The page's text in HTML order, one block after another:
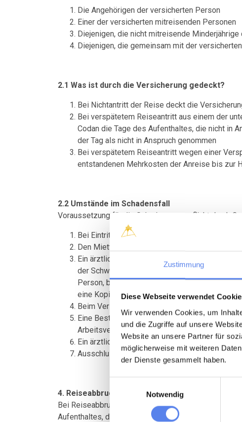
Zustimmung
Diese Webseite verwendet
Wir verwenden Cookies, um
und die Zugriffe auf unsere
Website an unsere Partner für
möglicherweise mit weiteren
der Dienste gesammelt haben.
Notwendig
Die Angehörigen der versicherten Person
Einer der versicherten mitreisenden Personen
Diejenigen, die nicht mitreisende
Diejenigen, die gemeinsam mit der
2.1 Was ist durch die Versicherung gedeckt?
Bei Nichtantritt der Reise deckt die
Bei verspätetem Reiseantritt aus einem der
Codan die Tage des Aufenthaltes, die nicht in
der Tag als nicht in Anspruch genommen
Bei verspätetem Reiseantritt wegen einer
entstandenen Mehrkosten der Anreise bis zur
2.2 Umstände im Schadensfall
Voraussetzung für die Schadenersatzpflicht durch
Bei Eintritt des Versicherungsfalls die Reise
Den Mietvertrag vom Vermietungsbüro an die
Ein ärztliches Attest mit der Diagnose des
der Schweigepflicht zu entbinden und dem bei
Person, bereitzustellen. Bei Abbruch der
eine Kopie der Sterbebescheinigung
Beim Verlust eines Arbeitsplatzes den
Eine Bestätigung des Einverständnisses mit
Arbeitsverhältnis durch Arbeitsaufnahme an die
Ein ärztliches Attest mit Diagnose vom
Ausschluss: Vorausbezahlte Kosten für Hotel
4. Reiseabbruch
Bei Reiseabbruch aus einem unter § 2 Punkt 1
Aufenthaltes, die nicht in Anspruch genommen